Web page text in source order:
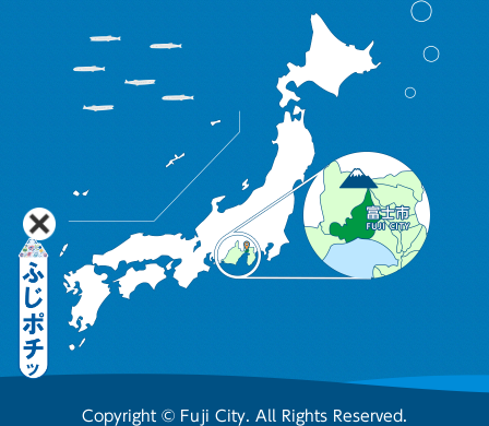
Copyright © Fuji City. All Rights Reserved.